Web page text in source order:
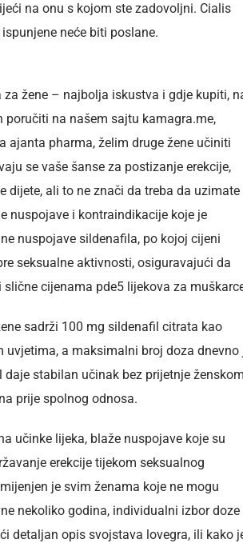
na onu s kojom ste zadovoljni. Cialis
neće biti poslane.
žene – najbolja iskustva i gdje kupiti,
na našem sajtu kamagra.me,
ajanta pharma, želim druge žene učiniti
se vaše šanse za postizanje erekcije,
dijete, ali to ne znači da treba da uzimate
nuspojave i kontraindikacije koje je
nuspojave sildenafila, po kojoj cijeni
seksualne aktivnosti, osiguravajući da
cijenama pde5 lijekova za
sadrži 100 mg sildenafil citrata kao
a maksimalni broj doza dnevno
stabilan učinak bez prijetnje
prije spolnog odnosa.
učinke lijeka, blaže nuspojave koje su
erekcije tijekom seksualnog
je svim ženama koje ne mogu
nekoliko godina, individualni izbor doze
detaljan opis svojstava lovegra, ili kako